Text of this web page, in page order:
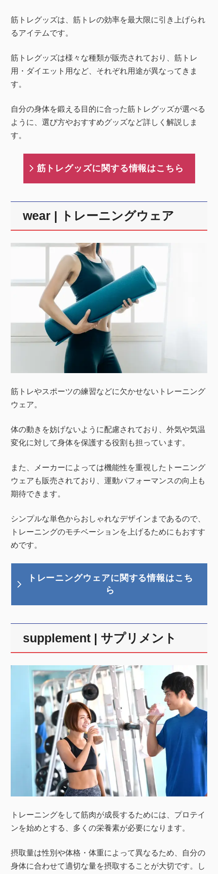
筋トレグッズは、筋トレの効率を最大限に引き上げられ
るアイテムです。
筋トレグッズは様々な種類が販売されており、筋トレ
用・ダイエット用など、それぞれ用途が異なってきま
す。
自分の身体を鍛える目的に合った筋トレグッズが選べる
ように、選び方やおすすめグッズなど詳しく解説しま
す。
筋トレグッズに関する情報はこちら
wear | トレーニングウェア
筋トレやスポーツの練習などに欠かせないトレーニング
ウェア。
体の動きを妨げないように配慮されており、外気や気温
変化に対して身体を保護する役割も担っています。
また、メーカーによっては機能性を重視したトーニング
ウェアも販売されており、運動パフォーマンスの向上も
期待できます。
シンプルな単色からおしゃれなデザインまであるので、
トレーニングのモチベーションを上げるためにもおすす
めです。
トレーニングウェアに関する情報はこち
ら
supplement | サプリメント
トレーニングをして筋肉が成長するためには、プロテイ
ンを始めとする、多くの栄養素が必要になります。
摂取量は性別や体格・体重によって異なるため、自分の
身体に合わせて適切な量を摂取することが大切です。し